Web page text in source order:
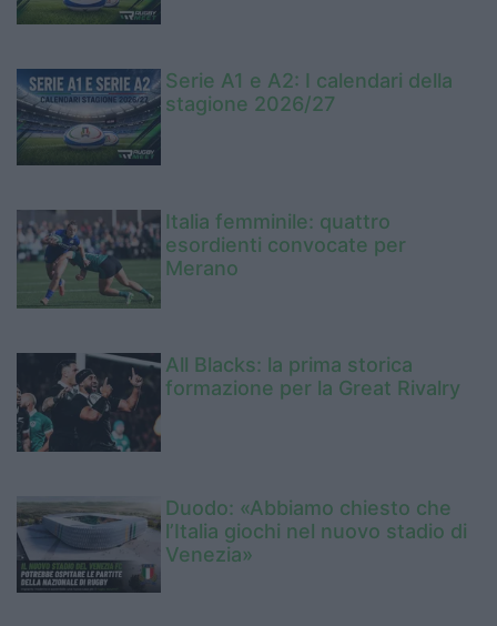
Serie A1 e A2: I calendari della
stagione 2026/27
Italia femminile: quattro
esordienti convocate per
Merano
All Blacks: la prima storica
formazione per la Great Rivalry
Duodo: «Abbiamo chiesto che
l’Italia giochi nel nuovo stadio di
Venezia»